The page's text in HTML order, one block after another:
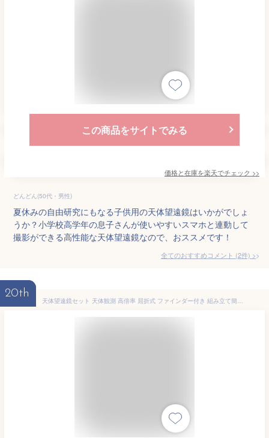
この商品をサイトでみる
価格と在庫を楽天でチェック >>
どんどん(50代・男性)
夏休みの自由研究にもなる子供用の天体望遠鏡はいかがでしょ
うか？小学校高学年の息子さんが使いやすいスマホと連動して
撮影ができる高性能な天体望遠鏡なので、おススメです！
全てのおすすめコメント (2件) >
20th
天体望遠鏡セット 天体観測 高倍率 屈折式 ファインダー付き 組み立て簡単 軽量設計 星座 惑星 観察